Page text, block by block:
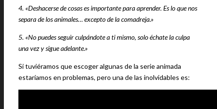
4. «Deshacerse de cosas es importante para aprender. Es lo que nos
separa de los animales… excepto de la comadreja.»
5. «No puedes seguir culpándote a ti mismo, solo échate la culpa
una vez y sigue adelante.»
Si tuviéramos que escoger algunas de la serie animada
estaríamos en problemas, pero una de las inolvidables es: